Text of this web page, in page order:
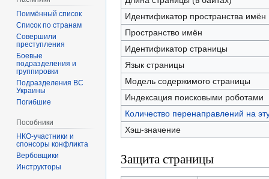
Идентификатор пространства имён
Пространство имён
Идентификатор страницы
Язык страницы
Модель содержимого страницы
Индексация поисковыми роботами
Количество перенаправлений на
Хэш-значение
Защита страницы
Поимённый список
Список по странам
Совершили
преступления
Боевые
подразделения и
группировки
Подразделения ВС
Украины
Погибшие
Пособники
спонсоры конфликта
‏‎Вербовщики
Инструкторы